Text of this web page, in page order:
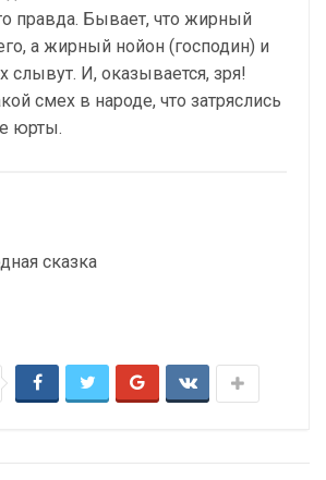
правда. Бывает, что жирный
а жирный нойон (господин) и
слывут. И, оказывается, зря!
смех в народе, что затряслись
юрты.
сказка